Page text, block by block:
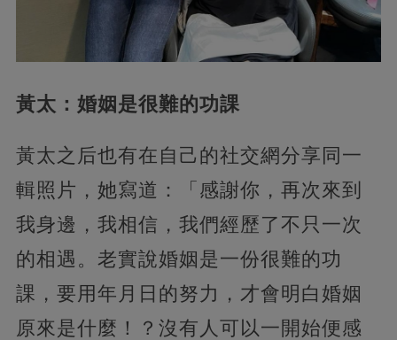
黃太：婚姻是很難的功課
黃太之后也有在自己的社交網分享同一
輯照片，她寫道：「感謝你，再次來到
我身邊，我相信，我們經歷了不只一次
的相遇。老實說婚姻是一份很難的功
課，要用年月日的努力，才會明白婚姻
原來是什麼！？沒有人可以一開始便感